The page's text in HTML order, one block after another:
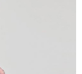
可透過四大超商／
。
取消訂單，請聯絡
需透過AFTEE先享
示為準，若有關於